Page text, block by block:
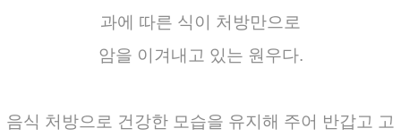
과에 따른 식이 처방만으로
암을 이겨내고 있는 원우다.
음식 처방으로 건강한 모습을 유지해 주어 반갑고 고